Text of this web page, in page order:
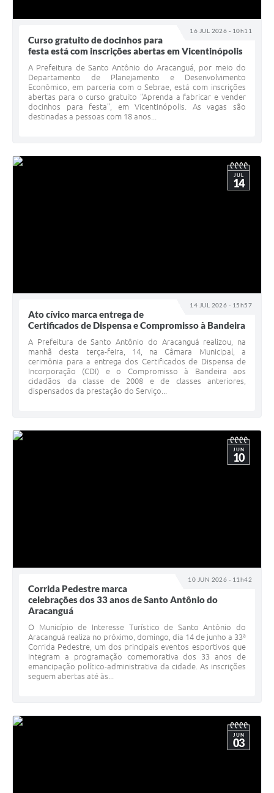
16 JUL 2026 - 10h11
Curso gratuito de docinhos para
festa está com inscrições abertas em Vicentinópolis
A Prefeitura de Santo Antônio do Aracanguá, por meio do
Departamento de Planejamento e Desenvolvimento
Econômico, em parceria com o Sebrae, está com inscrições
abertas para o curso gratuito "Aprenda a fabricar e vender
docinhos para festa", em Vicentinópolis. As vagas são
destinadas a pessoas com 18 anos...
14 JUL 2026 - 15h57
JUL
14
Ato cívico marca entrega de
Certificados de Dispensa e Compromisso à Bandeira
A Prefeitura de Santo Antônio do Aracanguá realizou, na
manhã desta terça-feira, 14, na Câmara Municipal, a
cerimônia para a entrega dos Certificados de Dispensa de
Incorporação (CDI) e o Compromisso à Bandeira aos
cidadãos da classe de 2008 e de classes anteriores,
dispensados da prestação do Serviço...
10 JUN 2026 - 11h42
JUN
10
Corrida Pedestre marca
celebrações dos 33 anos de Santo Antônio do
Aracanguá
O Município de Interesse Turístico de Santo Antônio do
Aracanguá realiza no próximo, domingo, dia 14 de junho a 33ª
Corrida Pedestre, um dos principais eventos esportivos que
integram a programação comemorativa dos 33 anos de
emancipação político-administrativa da cidade. As inscrições
seguem abertas até às...
JUN
03